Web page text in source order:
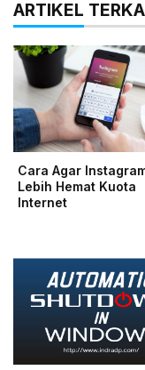
ARTIKEL
Cara Agar
Lebih Hemat Kuota
Internet